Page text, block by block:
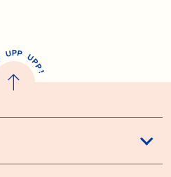
UPP UP
P
!